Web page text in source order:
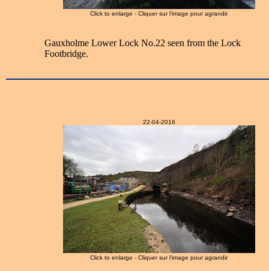
Click to enlarge - Cliquer sur l'image pour agrandir
Gauxholme Lower Lock No.22 seen from the Lock
Footbridge.
22-04-2016
Click to enlarge - Cliquer sur l'image pour agrandir